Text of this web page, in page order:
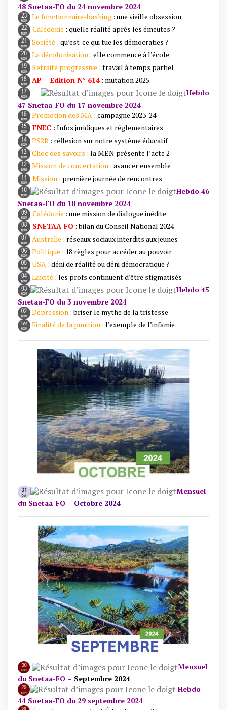
48 Snetaa-FO du 24 novembre 2024
Le fonctionnaire-bashing : une vieille obsession
Calédonie : quelle réalité après les émeutes ?
Société : qu’est-ce qui tue les démocraties ?
La décolonisation : elle commence à l’école
Retraite progressive : travail à temps partiel
AP – Édition N° 614 : mutation 2025
Hebdo
47 Snetaa-FO du 17 novembre 2024
Promotion des MA : campagne 2023-24
FNEC : Infos juridiques et réglementaires
PS2R : réflexion sur notre système éducatif
Choc des savoirs : la MEN présente l’acte 2
Mission de concertation : avancer ensemble
Mission : première journée de rencontres
Hebdo 46
Snetaa-FO du 10 novembre 2024
Calédonie : une mission de dialogue inédite
SNETAA-FO : bilan du Conseil National 2024
Australie : réseaux sociaux interdits aux jeunes
Politique : 18 règles pour accéder au pouvoir
USA : déni de réalité ou déni démocratique ?
Laïcité : les profs continuent d’être stigmatisés
Hebdo 45
Snetaa-FO du 3 novembre 2024
Dépression : briser le mythe de la tristesse
Finalité de la punition : l’exemple de l’infamie
Mensuel
du Snetaa-FO – Octobre 2024
Mensuel
du Snetaa-FO – Septembre 2024
Hebdo
44 Snetaa-FO du 29 septembre 2024